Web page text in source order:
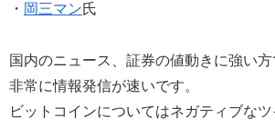
・ 岡三マン氏
国内のニュース、証券の値動きに強い方
非常に情報発信が速いです。
ビットコインについてはネガティブな